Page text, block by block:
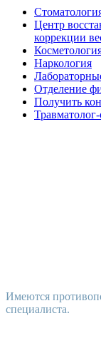
Центр
коррекции
Наркология
Отделение
Получить
Имеются
специалиста.